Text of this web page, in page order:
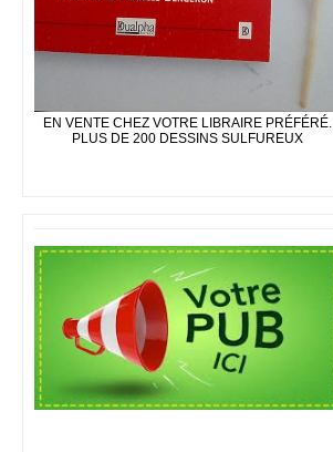
EN VENTE CHEZ VOTRE LIBRAIRE PRÉFÉRÉ.
PLUS DE 200 DESSINS SULFUREUX